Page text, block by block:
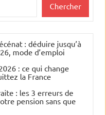
Chercher
: déduire jusqu’à
mode d’emploi
: ce qui change
la France
: les 3 erreurs de
pension sans que